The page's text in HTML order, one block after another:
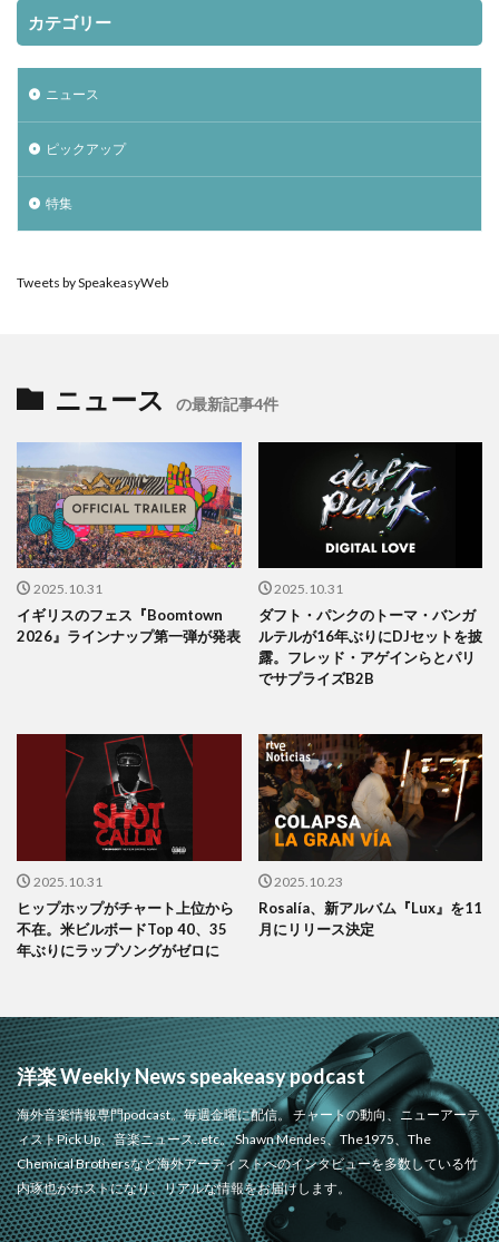
カテゴリー
ニュース
ピックアップ
特集
Tweets by SpeakeasyWeb
ニュース の最新記事4件
2025.10.31
イギリスのフェス『Boomtown
2026』ラインナップ第一弾が発表
2025.10.31
ダフト・パンクのトーマ・バンガ
ルテルが16年ぶりにDJセットを披
露。フレッド・アゲインらとパリ
でサプライズB2B
2025.10.31
ヒップホップがチャート上位から
不在。米ビルボードTop 40、35
年ぶりにラップソングがゼロに
2025.10.23
Rosalía、新アルバム『Lux』を11
月にリリース決定
洋楽 Weekly News speakeasy podcast
海外音楽情報専門podcast。毎週金曜に配信。 チャートの動向、ニューアーテ
ィストPick Up、音楽ニュース..etc。 Shawn Mendes、The1975、The
Chemical Brothersなど海外アーティストへのインタビューを多数している竹
内琢也がホストになり、リアルな情報をお届けします。